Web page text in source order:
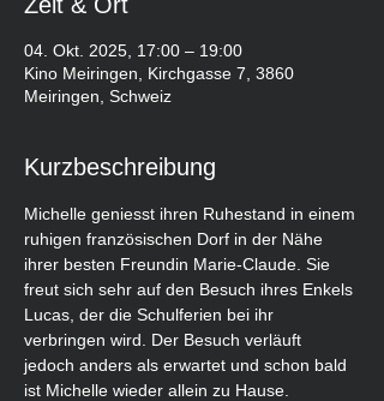
04. Okt. 2025, 17:00 – 19:00
Kino Meiringen, Kirchgasse 7, 3860
Meiringen, Schweiz
Kurzbeschreibung
Michelle geniesst ihren Ruhestand in einem
ruhigen französischen Dorf in der Nähe
ihrer besten Freundin Marie-Claude. Sie
freut sich sehr auf den Besuch ihres Enkels
Lucas, der die Schulferien bei ihr
verbringen wird. Der Besuch verläuft
jedoch anders als erwartet und schon bald
ist Michelle wieder allein zu Hause.